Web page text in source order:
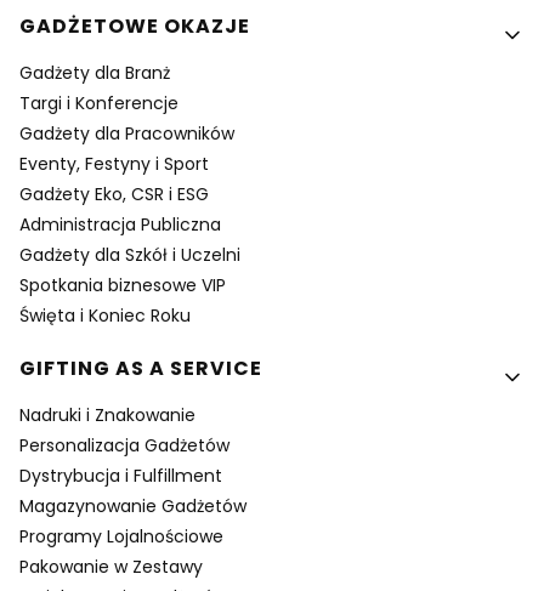
GADŻETOWE OKAZJE
Gadżety dla Branż
Targi i Konferencje
Gadżety dla Pracowników
Eventy, Festyny i Sport
Gadżety Eko, CSR i ESG
Administracja Publiczna
Gadżety dla Szkół i Uczelni
Spotkania biznesowe VIP
Święta i Koniec Roku
GIFTING AS A SERVICE
Nadruki i Znakowanie
Personalizacja Gadżetów
Dystrybucja i Fulfillment
Magazynowanie Gadżetów
Programy Lojalnościowe
Pakowanie w Zestawy